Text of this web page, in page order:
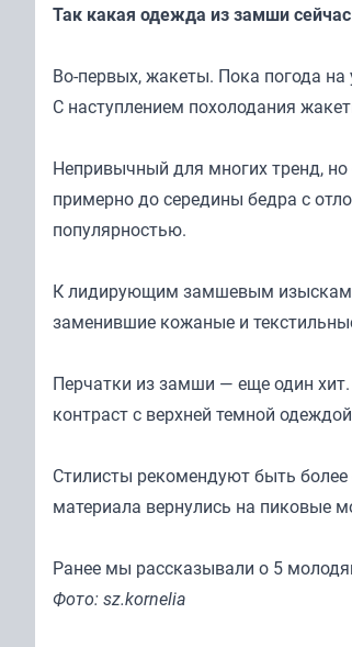
Так какая одежда из замши
Во-первых, жакеты. Пока погода
С наступлением похолодания
Непривычный для многих тренд,
примерно до середины бедра с
популярностью.
К лидирующим замшевым изыскам
заменившие кожаные и
Перчатки из замши — еще один
контраст с верхней темной
Стилисты рекомендуют быть
материала вернулись на пиковые
Ранее мы рассказывали о 5
Фото: sz.kornelia